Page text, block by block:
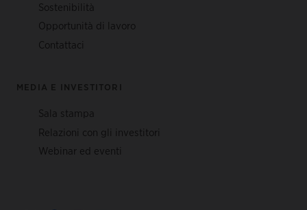
Sostenibilità
Opportunità di lavoro
Contattaci
MEDIA E INVESTITORI
Sala stampa
Relazioni con gli investitori
Webinar ed eventi